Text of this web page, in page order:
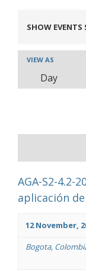
AND
VIEWS
SHOW EVENTS
Event
Views
VIEW AS
Day
AGA-S2-4.2-
aplicación de
12 November,
Bogota,